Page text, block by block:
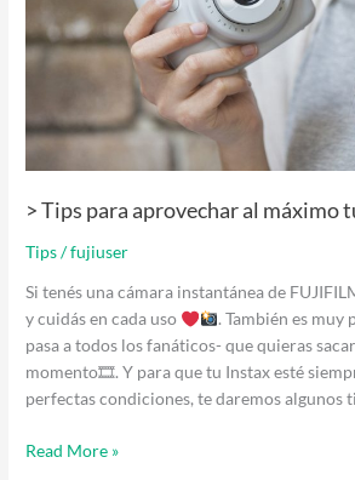
> Tips para aprovechar al máximo
Tips/fujiuser
Si tenés una cámara instantánea de
y cuidás en cada uso
. También es
pasa a todos los fanáticos- que quieras
momento🎞. Y para que tu Instax esté
perfectas condiciones, te daremos algunos
cámara
Instax
Read More »